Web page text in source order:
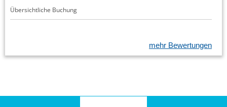
Übersichtliche Buchung
mehr Bewertungen